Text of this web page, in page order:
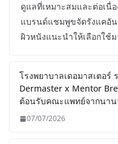
ดูแลที่เหมาะสมและต่อเนื่
แบรนด์แชมพูขจัดรังแคอั
ผิวหนังแนะนำให้เลือกใช้
โรงพยาบาลเดอมาสเตอร์
Dermaster x Mentor
ต้อนรับคณะแพทย์จากนาน
07/07/2026